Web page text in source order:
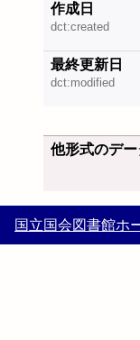
作成日
dct:created
最終更新日
dct:modified
他形式のデー
国立国会図書館ホ